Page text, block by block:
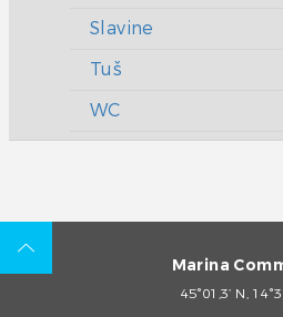
Slavine
Tuš
WC
Marina
45°01,3’ N,